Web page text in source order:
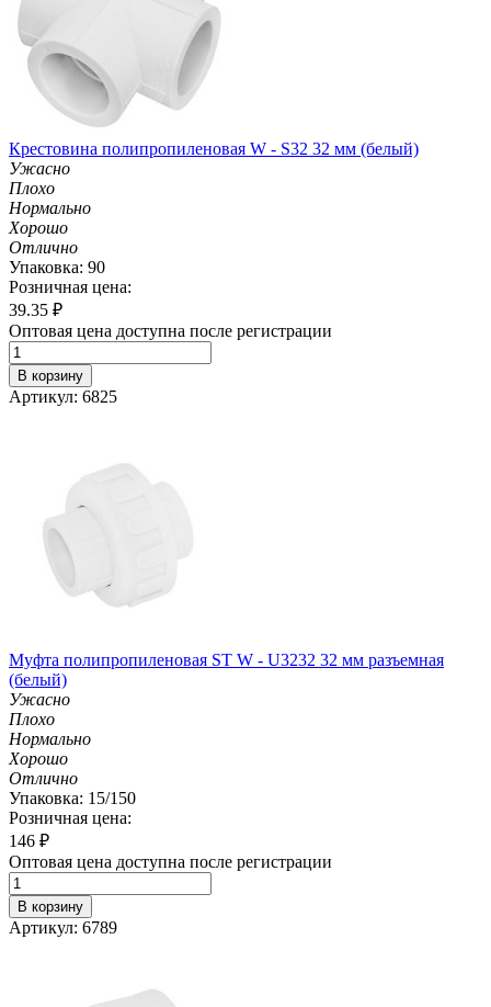
Крестовина полипропиленовая W - S32 32 мм (белый)
Ужасно
Плохо
Нормально
Хорошо
Отлично
Упаковка: 90
Розничная цена:
39.35 ₽
Оптовая цена доступна после регистрации
В корзину
Артикул: 6825
Муфта полипропиленовая ST W - U3232 32 мм разъемная
(белый)
Ужасно
Плохо
Нормально
Хорошо
Отлично
Упаковка: 15/150
Розничная цена:
146 ₽
Оптовая цена доступна после регистрации
В корзину
Артикул: 6789